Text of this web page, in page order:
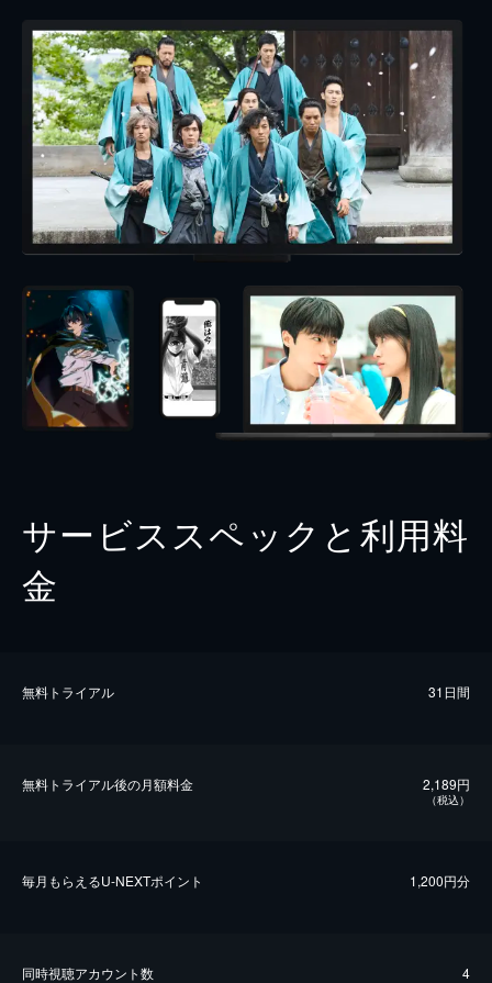
サービススペックと利用料
金
無料トライアル 31日間
無料トライアル後の⽉額料金 2,189円
（税込）
毎⽉もらえるU-NEXTポイント 1,200円分
同時視聴アカウント数 4